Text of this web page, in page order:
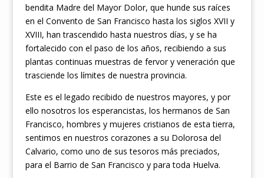
bendita Madre del Mayor Dolor, que hunde sus raíces
en el Convento de San Francisco hasta los siglos XVII y
XVIII, han trascendido hasta nuestros días, y se ha
fortalecido con el paso de los años, recibiendo a sus
plantas continuas muestras de fervor y veneración que
trasciende los límites de nuestra provincia.
Este es el legado recibido de nuestros mayores, y por
ello nosotros los esperancistas, los hermanos de San
Francisco, hombres y mujeres cristianos de esta tierra,
sentimos en nuestros corazones a su Dolorosa del
Calvario, como uno de sus tesoros más preciados,
para el Barrio de San Francisco y para toda Huelva.